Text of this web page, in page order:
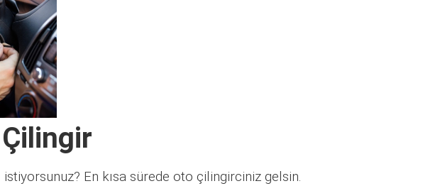
En kısa sürede oto çilingirciniz gelsin.